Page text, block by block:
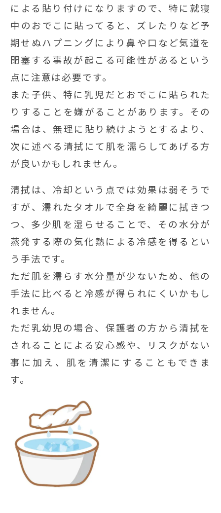
による貼り付けになりますので、特に就寝
中のおでこに貼ってると、ズレたりなど予
期せぬハプニングにより鼻や口など気道を
閉塞する事故が起こる可能性があるという
点に注意は必要です。
また子供、特に乳児だとおでこに貼られた
りすることを嫌がることがあります。その
場合は、無理に貼り続けようとするより、
次に述べる清拭にて肌を濡らしてあげる方
が良いかもしれません。
清拭は、冷却という点では効果は弱そうで
すが、濡れたタオルで全身を綺麗に拭きつ
つ、多少肌を湿らせることで、その水分が
蒸発する際の気化熱による冷感を得るとい
う手法です。
ただ肌を濡らす水分量が少ないため、他の
手法に比べると冷感が得られにくいかもし
れません。
ただ乳幼児の場合、保護者の方から清拭を
されることによる安心感や、リスクがない
事に加え、肌を清潔にすることもできま
す。